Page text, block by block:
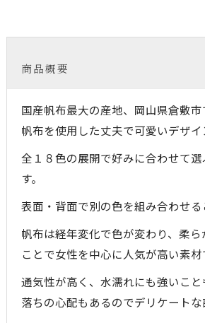
商品概要
国産帆布最大の産地、岡山県倉敷
帆布を使用した丈夫で可愛いデザ
全１８色の展開で好みに合わせて
す。
表面・背面で別の色を組み合わせ
帆布は経年変化で色が変わり、柔ら
ことで女性を中心に人気が高い素材
通気性が高く、水濡れにも強いこ
落ちの心配もあるのでデリケートな